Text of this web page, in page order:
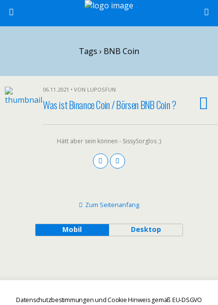
Tags › BNB Coin
06.11.2021 • VON LUPOSFUN
Was ist Binance Coin / Börsen BNB Coin ?
Hätt aber sein können - SissySorglos ;)
Datenschutzbestimmungen und Cookie Hinweis gemäß EU-DSGVO
Zum Seitenanfang
Mobil Desktop